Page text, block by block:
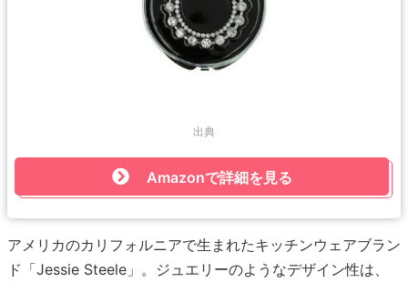
出典
Amazonで詳細を見る
アメリカのカリフォルニアで生まれたキッチンウェアブラン
ド「Jessie Steele」。ジュエリーのようなデザイン性は、